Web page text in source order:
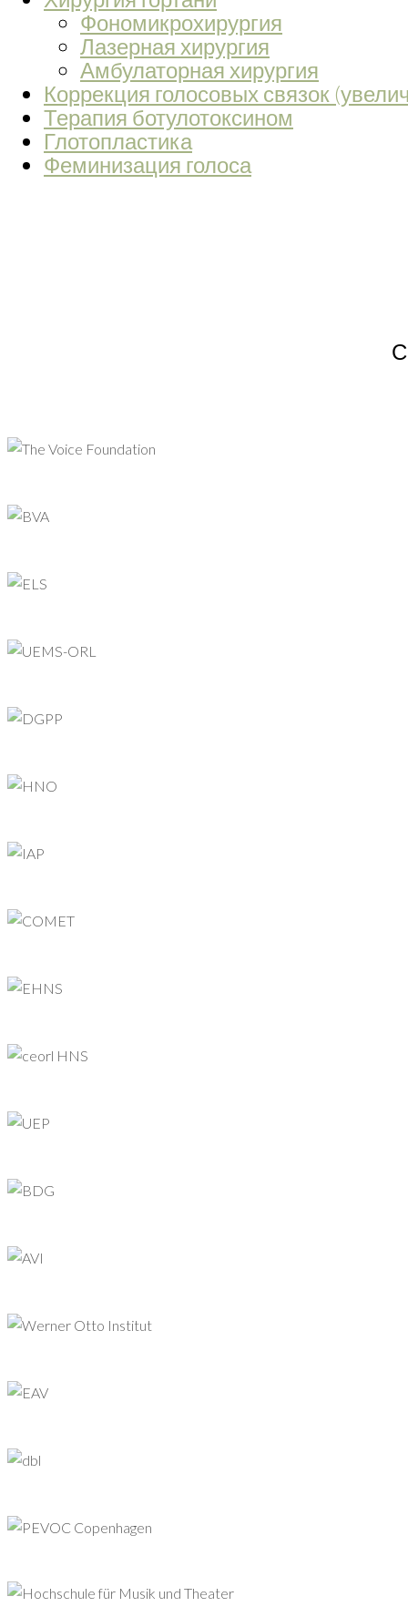
Фономикрохирургия
Лазерная хирургия
Амбулаторная хирургия
Коррекция голосовых связок
Терапия ботулотоксином
Глотопластика
Феминизация голоса